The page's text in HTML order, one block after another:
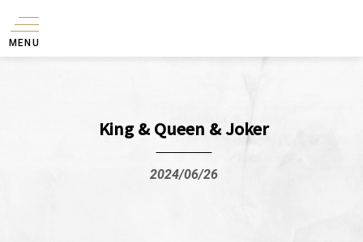
MENU
King & Queen & Joker
2024/06/26